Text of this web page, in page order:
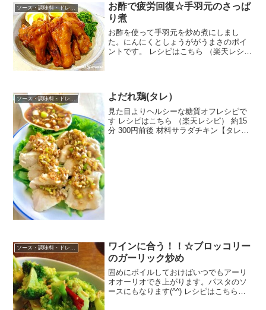
ソース・調味料・ドレッシング
お酢で疲労回復☆手羽元のさっぱ
り煮
お酢を使って手羽元を炒め煮にしまし
た。にんにくとしょうががうまさのポイ
ントです。 レシピはこちら （楽天レシ
よだれ鶏(タレ）
見た目よりヘルシーな糖質オフレシピで
す レシピはこちら （楽天レシピ） 約15
分 300円前後 材料サラダチキン【タレ】
ワインに合う！！☆ブロッコリー
のガーリック炒め
固めにボイルしておけばいつでもアーリ
オオーリオでき上がります。パスタのソ
ースにもなります(^^) レシピはこちら